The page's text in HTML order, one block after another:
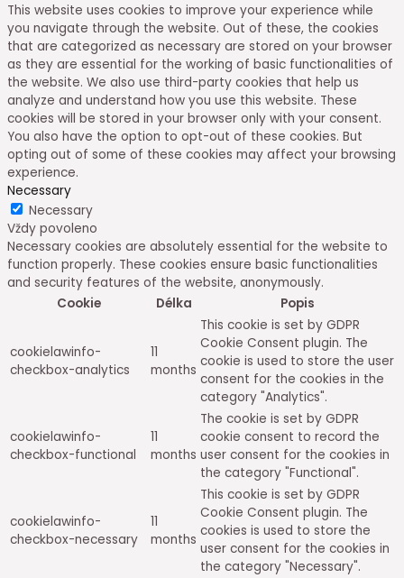
This website uses cookies to improve your experience while
you navigate through the website. Out of these, the cookies
that are categorized as necessary are stored on your browser
as they are essential for the working of basic functionalities of
the website. We also use third-party cookies that help us
analyze and understand how you use this website. These
cookies will be stored in your browser only with your consent.
You also have the option to opt-out of these cookies. But
opting out of some of these cookies may affect your browsing
experience.
Necessary
Necessary
Vždy povoleno
Necessary cookies are absolutely essential for the website to
function properly. These cookies ensure basic functionalities
and security features of the website, anonymously.
Cookie
Délka Popis
cookielawinfo-
checkbox-analytics
11
months
This cookie is set by GDPR
Cookie Consent plugin. The
cookie is used to store the user
consent for the cookies in the
category "Analytics".
cookielawinfo-
checkbox-functional
11
months
The cookie is set by GDPR
cookie consent to record the
user consent for the cookies in
the category "Functional".
cookielawinfo-
checkbox-necessary
11
months
This cookie is set by GDPR
Cookie Consent plugin. The
cookies is used to store the
user consent for the cookies in
the category "Necessary".